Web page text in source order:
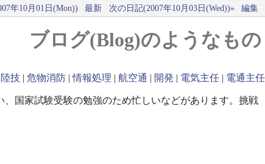
年10月01日(Mon)) 最新 次の日記(2007年10月03日(Wed))» 編集
ブログ(Blog)のようなもの
技 | 危物消防 |情報処理 | 航空通 | 開発 | 電気主任 | 電通主任
国家試験受験の勉強のため忙しいなどがあります。挑戦